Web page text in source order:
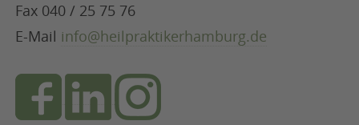
Fax 040 / 25 75 76
E-Mail info@heilpraktikerhamburg.de